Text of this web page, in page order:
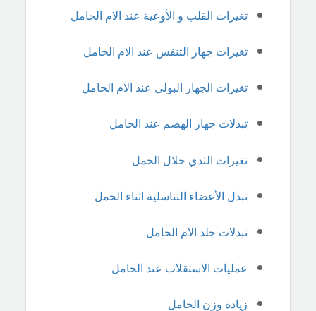
تغيرات القلب و الأوعية عند الام الحامل
تغيرات جهاز التنفس عند الام الحامل
تغيرات الجهاز البولي عند الام الحامل
تبدلات جهاز الهضم عند الحامل
تغيرات الثدي خلال الحمل
تبدل الأعضاء التناسلية اثناء الحمل
تبدلات جلد الام الحامل
عمليات الاستقلاب عند الحامل
زيادة وزن الحامل